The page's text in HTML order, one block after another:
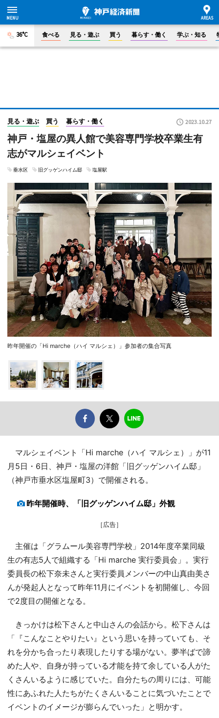
36°C 食べる 見る・遊ぶ 買う 暮らす・働く 学ぶ・知る
見る・遊ぶ 買う 暮らす・働く 2023.10.27
神戸・塩屋の異人館で美容専門学校卒業生有
志がマルシェイベント
垂水区 旧グッゲンハイム邸 塩屋駅
昨年開催の「Hi marche（ハイ マルシェ）」参加者の集合写真
マルシェイベント「Hi marche（ハイ マルシェ）」が11
月5日・6日、神戸・塩屋の洋館「旧グッゲンハイム邸」
（神戸市垂水区塩屋町3）で開催される。
昨年開催時、「旧グッゲンハイム邸」外観
［広告］
主催は「グラムール美容専門学校」2014年度卒業同級
生の有志5人で組織する「Hi marche 実行委員会」。実行
委員長の松下奈未さんと実行委員メンバーの中山真由美さ
んが発起人となって昨年11月にイベントを初開催し、今回
で2度目の開催となる。
きっかけは松下さんと中山さんの会話から。松下さんは
「『こんなことやりたい』という思いを持っていても、そ
れを分かち合ったり表現したりする場がない。夢半ばで諦
めた人や、自身が持っている才能を持て余している人がた
くさんいるように感じていた。自分たちの周りには、可能
性にあふれた人たちがたくさんいることに気づいたことで
イベントのイメージが膨らんでいった」と明かす。